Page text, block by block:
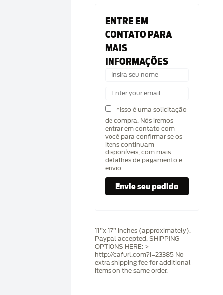
ENTRE EM
CONTATO PARA
MAIS
INFORMAÇÕES
*Isso é uma solicitação
de compra. Nós iremos
entrar em contato com
você para confirmar se os
itens continuam
disponíveis, com mais
detalhes de pagamento e
envio
11’’x 17’’ inches (approximately).
Paypal accepted. SHIPPING
OPTIONS HERE: >
http://cafurl.com?i=23385 No
extra shipping fee for additional
items on the same order.